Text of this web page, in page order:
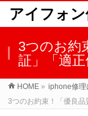
アイフォ
3つのお約
証」「適正
HOME » iphone修理
3つのお約束！「優良品